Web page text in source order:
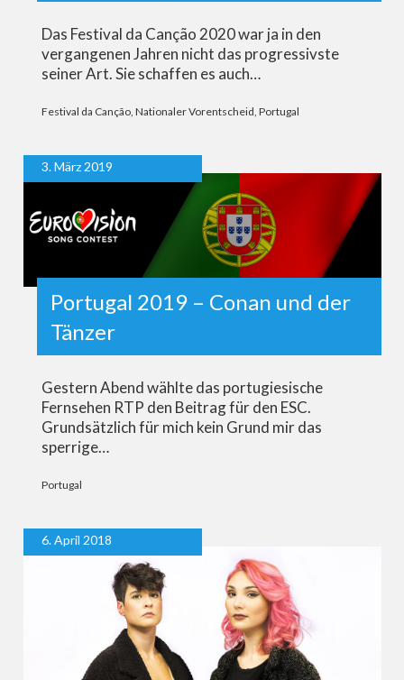
Das Festival da Canção 2020 war ja in den
vergangenen Jahren nicht das progressivste
seiner Art. Sie schaffen es auch…
Festival da Canção, Nationaler Vorentscheid, Portugal
3. März 2019
Portugal 2019 – Conan und der
Tänzer
Gestern Abend wählte das portugiesische
Fernsehen RTP den Beitrag für den ESC.
Grundsätzlich für mich kein Grund mir das
sperrige…
Portugal
6. April 2018